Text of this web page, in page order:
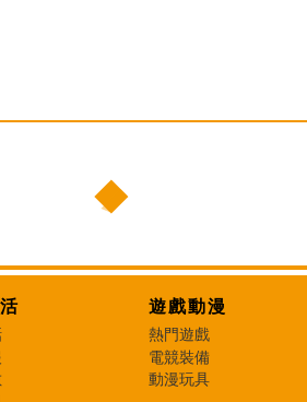
遊戲動漫
熱門遊戲
電競裝備
動漫玩具